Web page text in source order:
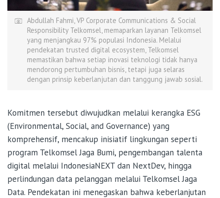
Abdullah Fahmi, VP Corporate Communications & Social
Responsibility Telkomsel, memaparkan layanan Telkomsel
yang menjangkau 97% populasi Indonesia. Melalui
pendekatan trusted digital ecosystem, Telkomsel
memastikan bahwa setiap inovasi teknologi tidak hanya
mendorong pertumbuhan bisnis, tetapi juga selaras
dengan prinsip keberlanjutan dan tanggung jawab sosial.
Komitmen tersebut diwujudkan melalui kerangka ESG
(Environmental, Social, and Governance) yang
komprehensif, mencakup inisiatif lingkungan seperti
program Telkomsel Jaga Bumi, pengembangan talenta
digital melalui IndonesiaNEXT dan NextDev, hingga
perlindungan data pelanggan melalui Telkomsel Jaga
Data. Pendekatan ini menegaskan bahwa keberlanjutan